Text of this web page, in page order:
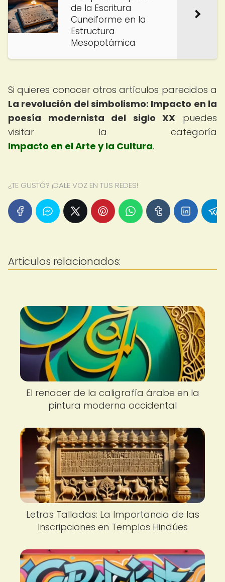
de la Escritura
Cuneiforme en la
Estructura
Mesopotámica
Si quieres conocer otros artículos parecidos a
La revolución del simbolismo: Impacto en la
poesía modernista del siglo XX puedes
visitar la categoría
Impacto en el Arte y la Cultura.
¿TE GUSTÓ? ¡DALE VOZ EN TUS REDES!
Articulos relacionados:
El renacer de la caligrafía árabe en la
pintura moderna occidental
Letras Talladas: La Importancia de las
Inscripciones en Templos Hindúes